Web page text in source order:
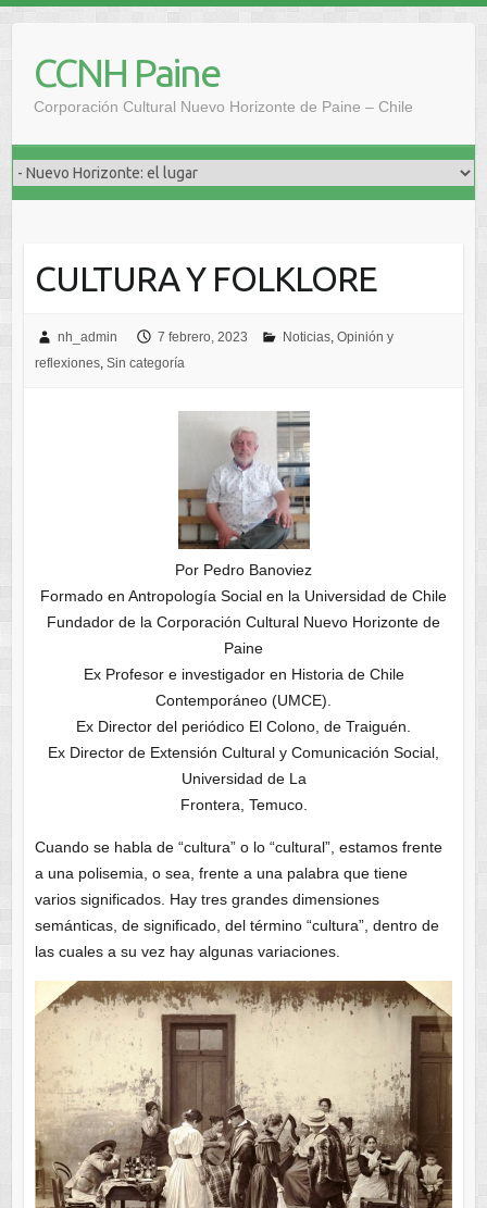
contenidoCCNH Paine
Corporación Cultural Nuevo Horizonte de Paine – Chile
CULTURA Y FOLKLORE
nh_admin 7 febrero, 2023 Noticias, Opinión y
reflexiones, Sin categoría
Por Pedro Banoviez
Formado en Antropología Social en la Universidad de Chile
Fundador de la Corporación Cultural Nuevo Horizonte de
Paine
Ex Profesor e investigador en Historia de Chile
Contemporáneo (UMCE).
Ex Director del periódico El Colono, de Traiguén.
Ex Director de Extensión Cultural y Comunicación Social,
Universidad de La
Frontera, Temuco.
Cuando se habla de “cultura” o lo “cultural”, estamos frente
a una polisemia, o sea, frente a una palabra que tiene
varios significados. Hay tres grandes dimensiones
semánticas, de significado, del término “cultura”, dentro de
las cuales a su vez hay algunas variaciones.